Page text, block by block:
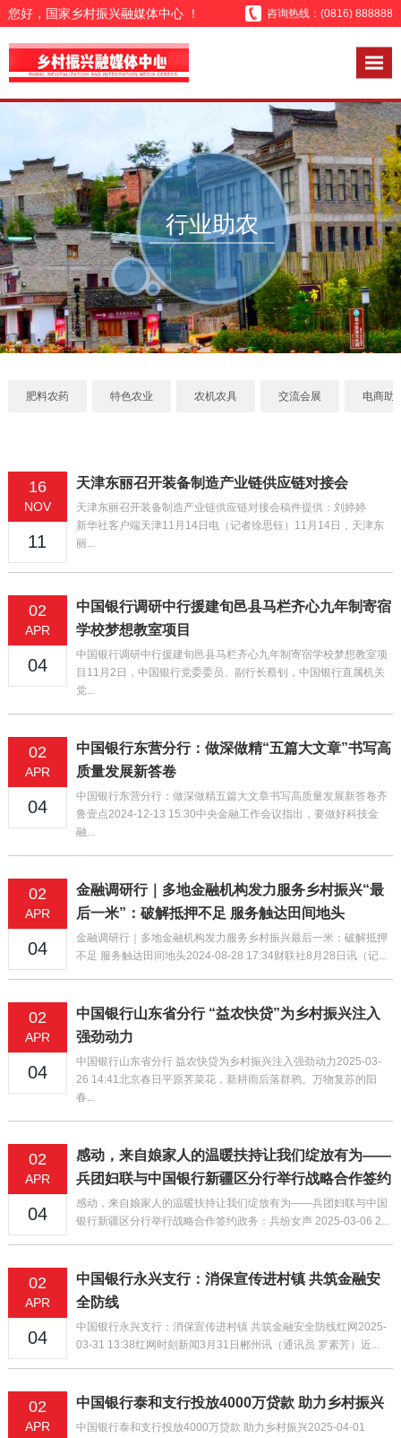
您好，国家乡村振兴融媒体中心 ！ 咨询热线：(0816) 888888
行业助农
肥料农药 特色农业 农机农具 交流会展 电商助
16
NOV
11
天津东丽召开装备制造产业链供应链对接会
天津东丽召开装备制造产业链供应链对接会稿件提供：刘婷婷
新华社客户端天津11月14日电（记者徐思钰）11月14日，天津东
丽...
02
APR
04
中国银行调研中行援建旬邑县马栏齐心九年制寄宿
学校梦想教室项目
中国银行调研中行援建旬邑县马栏齐心九年制寄宿学校梦想教室项
目11月2日，中国银行党委委员、副行长蔡钊，中国银行直属机关
党...
02
APR
04
中国银行东营分行：做深做精“五篇大文章”书写高
质量发展新答卷
中国银行东营分行：做深做精五篇大文章书写高质量发展新答卷齐
鲁壹点2024-12-13 15:30中央金融工作会议指出，要做好科技金
融...
02
APR
04
金融调研行｜多地金融机构发力服务乡村振兴“最
后一米”：破解抵押不足 服务触达田间地头
金融调研行｜多地金融机构发力服务乡村振兴最后一米：破解抵押
不足 服务触达田间地头2024-08-28 17:34财联社8月28日讯（记...
02
APR
04
中国银行山东省分行 “益农快贷”为乡村振兴注入
强劲动力
中国银行山东省分行 益农快贷为乡村振兴注入强劲动力2025-03-
26 14:41北京春日平原荠菜花，新耕雨后落群鸦。万物复苏的阳
春...
02
APR
04
感动，来自娘家人的温暖扶持让我们绽放有为——
兵团妇联与中国银行新疆区分行举行战略合作签约
感动，来自娘家人的温暖扶持让我们绽放有为——兵团妇联与中国
银行新疆区分行举行战略合作签约政务：兵纷女声 2025-03-06 2...
02
APR
04
中国银行永兴支行：消保宣传进村镇 共筑金融安
全防线
中国银行永兴支行：消保宣传进村镇 共筑金融安全防线红网2025-
03-31 13:38红网时刻新闻3月31日郴州讯（通讯员 罗素芳）近...
02
APR
中国银行泰和支行投放4000万贷款 助力乡村振兴
中国银行泰和支行投放4000万贷款 助力乡村振兴2025-04-01